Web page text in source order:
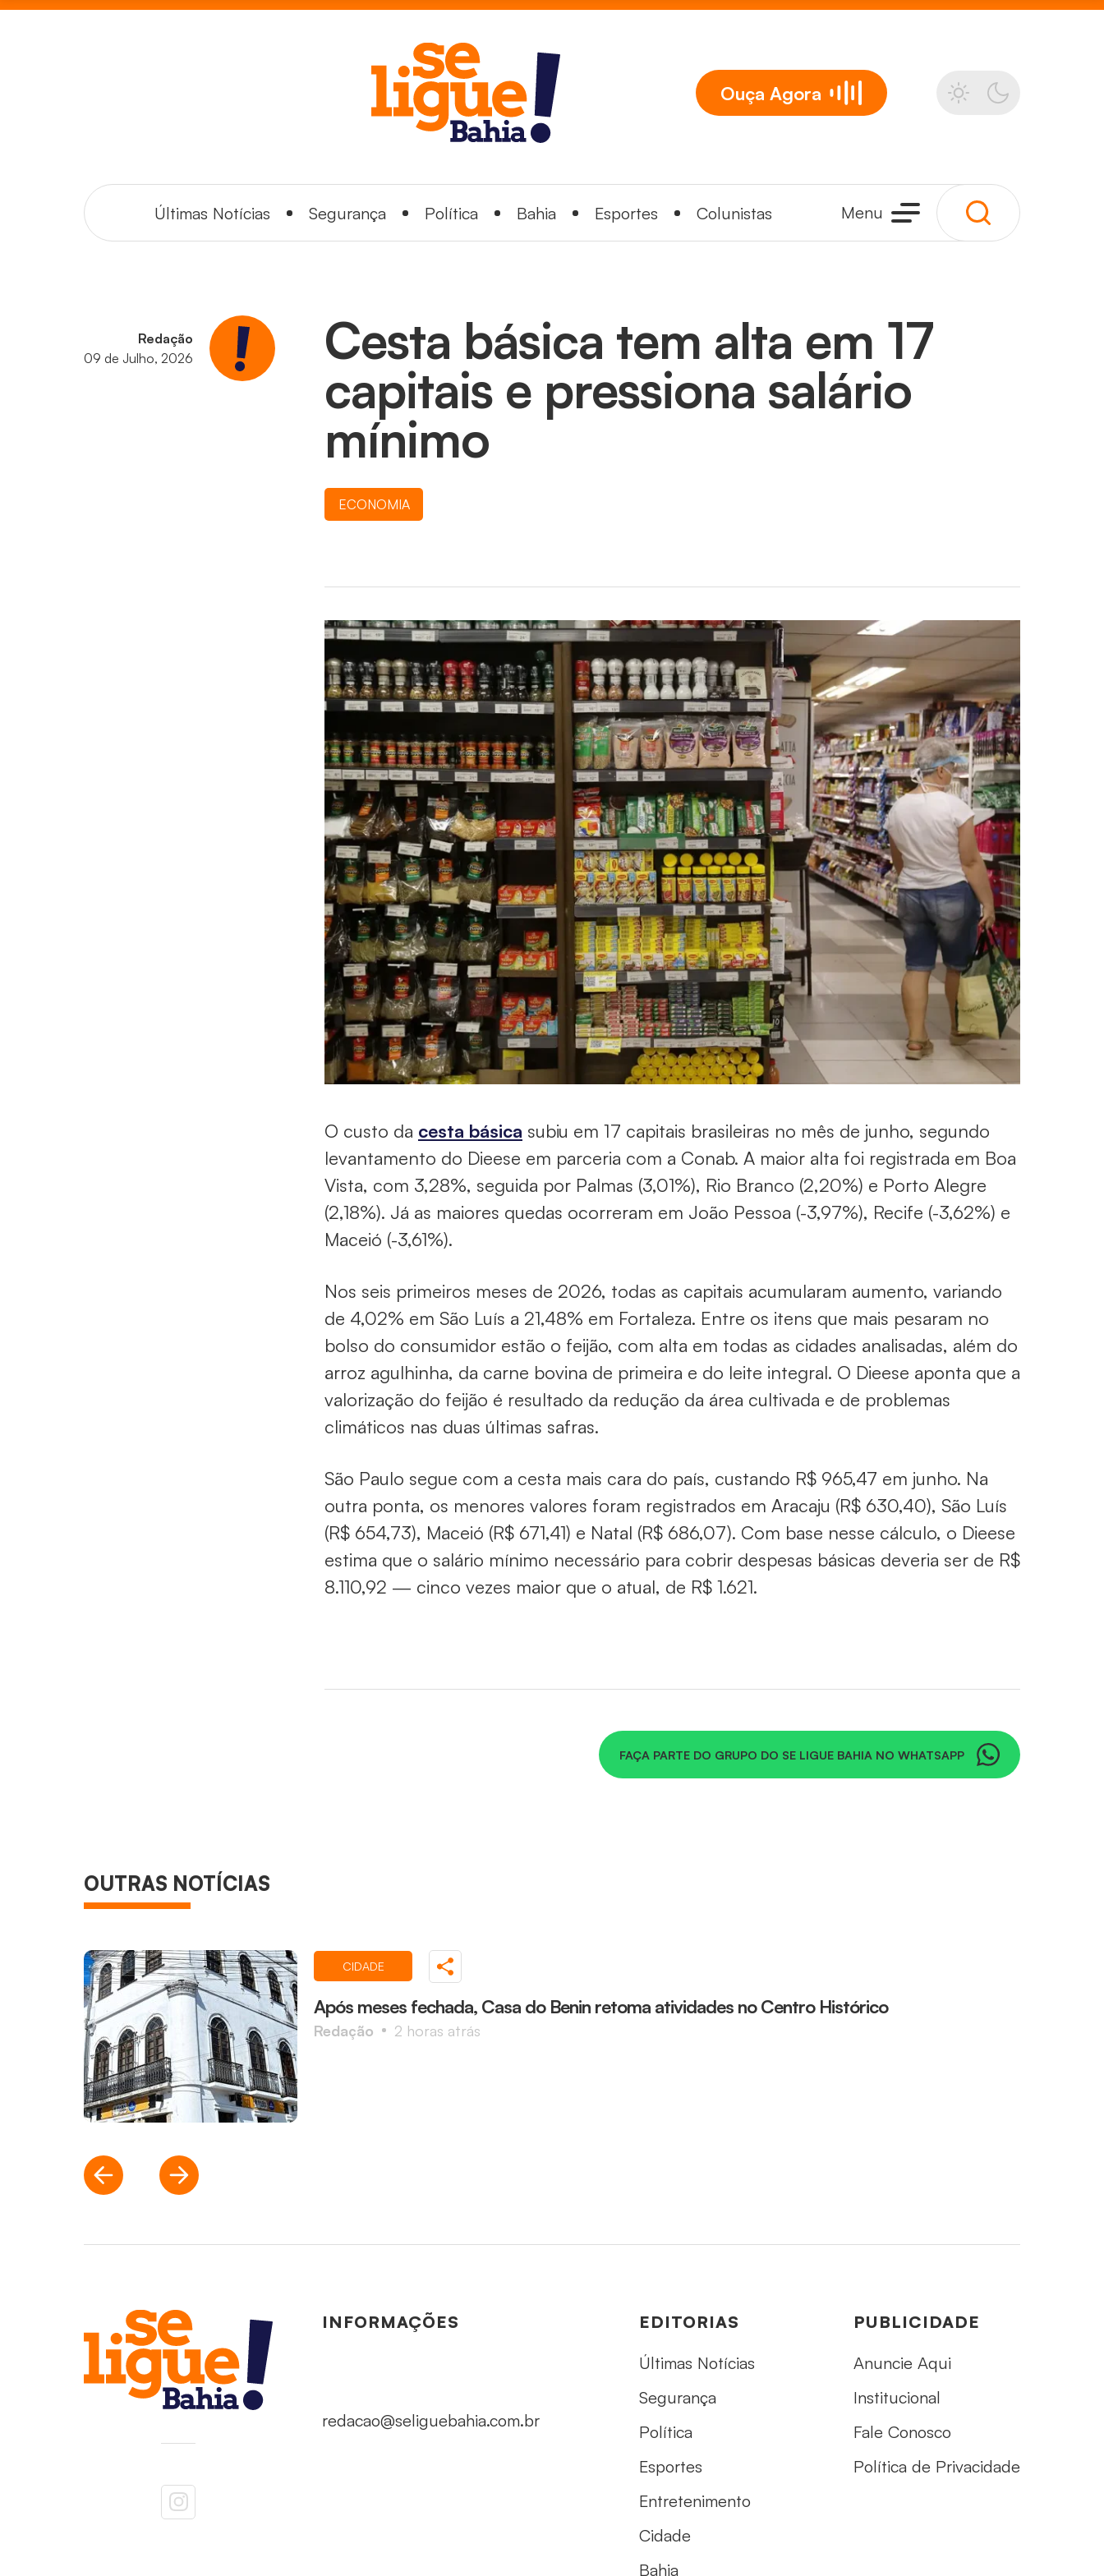
Ouça Agora
Últimas Notícias Segurança Política Bahia Esportes Colunistas Menu
Redação
09 de Julho, 2026
Cesta básica tem alta em 17
capitais e pressiona salário
mínimo
ECONOMIA
O custo da cesta básica subiu em 17 capitais brasileiras no mês de junho, segundo
levantamento do Dieese em parceria com a Conab. A maior alta foi registrada em Boa
Vista, com 3,28%, seguida por Palmas (3,01%), Rio Branco (2,20%) e Porto Alegre
(2,18%). Já as maiores quedas ocorreram em João Pessoa (-3,97%), Recife (-3,62%) e
Maceió (-3,61%).
Nos seis primeiros meses de 2026, todas as capitais acumularam aumento, variando
de 4,02% em São Luís a 21,48% em Fortaleza. Entre os itens que mais pesaram no
bolso do consumidor estão o feijão, com alta em todas as cidades analisadas, além do
arroz agulhinha, da carne bovina de primeira e do leite integral. O Dieese aponta que a
valorização do feijão é resultado da redução da área cultivada e de problemas
climáticos nas duas últimas safras.
São Paulo segue com a cesta mais cara do país, custando R$ 965,47 em junho. Na
outra ponta, os menores valores foram registrados em Aracaju (R$ 630,40), São Luís
(R$ 654,73), Maceió (R$ 671,41) e Natal (R$ 686,07). Com base nesse cálculo, o Dieese
estima que o salário mínimo necessário para cobrir despesas básicas deveria ser de R$
8.110,92 — cinco vezes maior que o atual, de R$ 1.621.
FAÇA PARTE DO GRUPO DO SE LIGUE BAHIA NO WHATSAPP
OUTRAS NOTÍCIAS
CIDADE
Após meses fechada, Casa do Benin retoma atividades no Centro Histórico
Redação 2 horas atrás
INFORMAÇÕES
redacao@seliguebahia.com.br
EDITORIAS
Últimas Notícias
Segurança
Política
Esportes
Entretenimento
Cidade
Bahia
PUBLICIDADE
Anuncie Aqui
Institucional
Fale Conosco
Política de Privacidade